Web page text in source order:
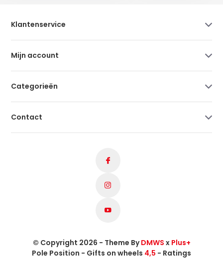
Klantenservice
Mijn account
Categorieën
Contact
© Copyright 2026 - Theme ByDMWS x Plus+
Pole Position - Gifts on wheels 4,5 - Ratings